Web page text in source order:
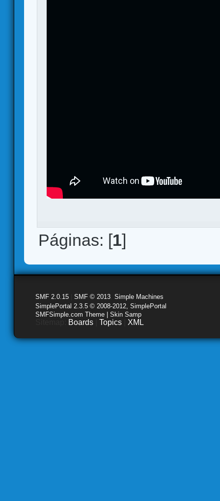
Páginas: [1]
SMF 2.0.15 SMF © 2013 Simple Machines
SimplePortal 2.3.5 © 2008-2012, SimplePortal
SMFSimple.com Theme | Skin Samp
Boards Topics XML